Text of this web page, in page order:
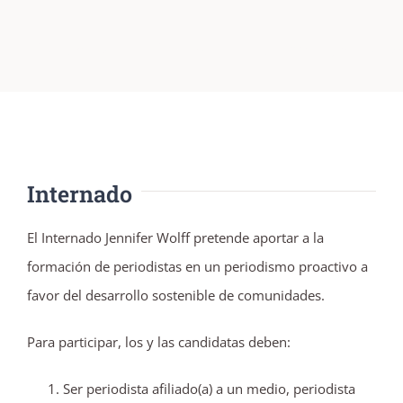
Internado
El Internado Jennifer Wolff pretende aportar a la
formación de periodistas en un periodismo proactivo a
favor del desarrollo sostenible de comunidades.
Para participar, los y las candidatas deben:
Ser periodista afiliado(a) a un medio, periodista